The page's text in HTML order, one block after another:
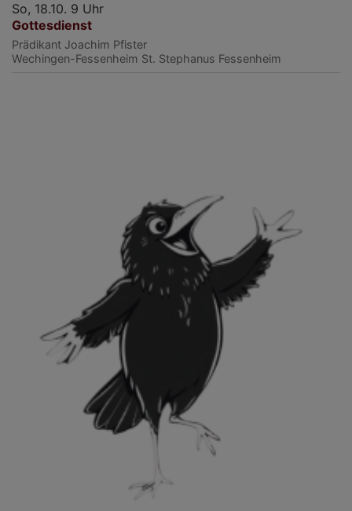
So, 18.10. 9 Uhr
Gottesdienst
Prädikant Joachim Pfister
Wechingen-Fessenheim St. Stephanus Fessenheim